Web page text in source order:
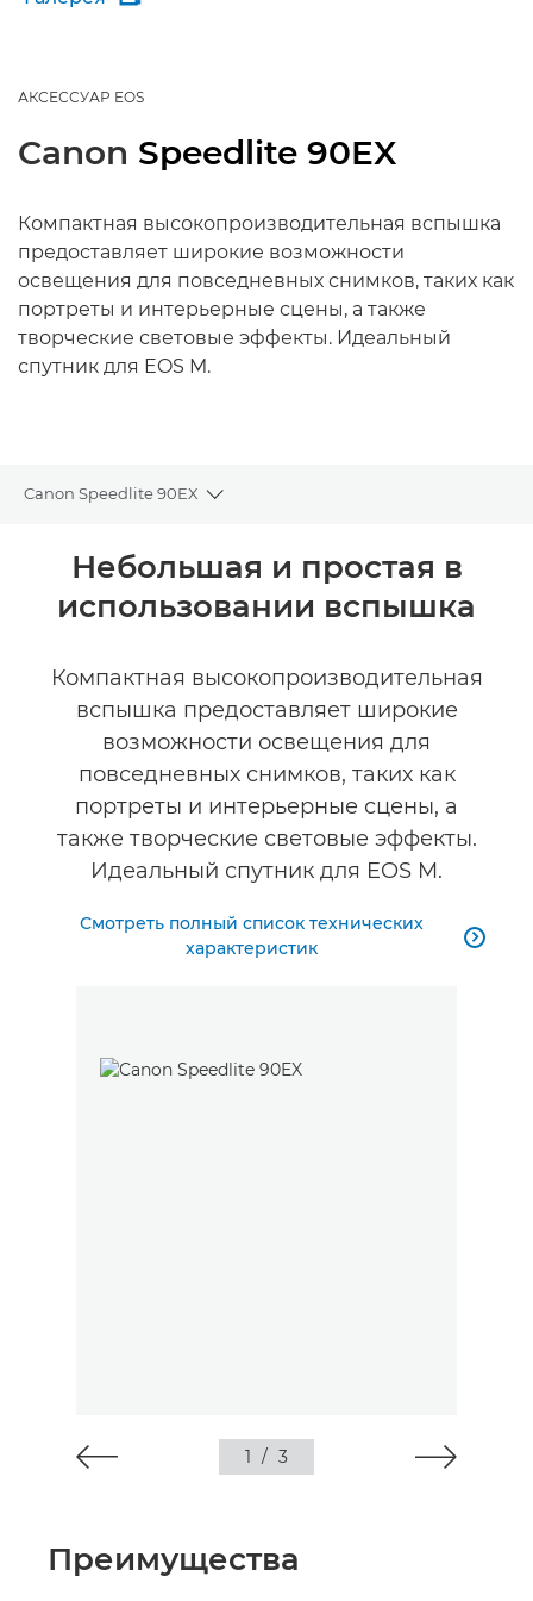
АКСЕССУАР EOS
Canon Speedlite 90EX
Компактная высокопроизводительная вспышка
предоставляет широкие возможности
освещения для повседневных снимков, таких как
портреты и интерьерные сцены, а также
творческие световые эффекты. Идеальный
спутник для EOS M.
Canon Speedlite 90EX
Toggle breadcrumbs
Общая информация
Технические характеристики
Небольшая и простая в
использовании вспышка
Компактная высокопроизводительная
вспышка предоставляет широкие
возможности освещения для
повседневных снимков, таких как
портреты и интерьерные сцены, а
также творческие световые эффекты.
Идеальный спутник для EOS M.
Смотреть полный список технических
характеристик

1 / 3
Преимущества